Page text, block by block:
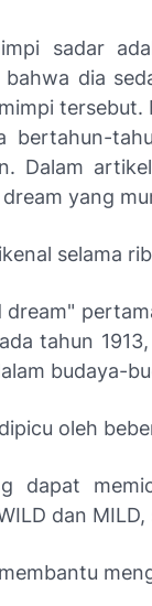
sadar
bahwa dia
bertahun-
Dalam
yang
selama
tahun
budaya-
oleh
dapat
dan